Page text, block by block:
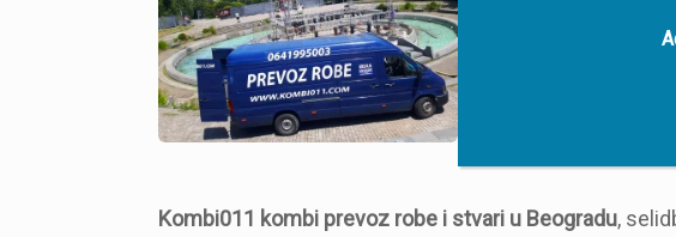
Kombi011 kombi prevoz robe i stvari u Beogradu,